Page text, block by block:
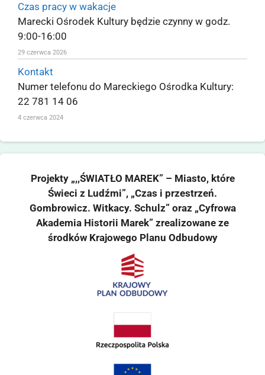
Czas pracy w wakacje
Marecki Ośrodek Kultury będzie czynny w godz.
9:00-16:00
29 czerwca 2026
Kontakt
Numer telefonu do Mareckiego Ośrodka Kultury:
22 781 14 06
4 czerwca 2024
Projekty „,,ŚWIATŁO MAREK” – Miasto, które
Świeci z Ludźmi”, „Czas i przestrzeń.
Gombrowicz. Witkacy. Schulz” oraz „Cyfrowa
Akademia Historii Marek” zrealizowane ze
środków Krajowego Planu Odbudowy